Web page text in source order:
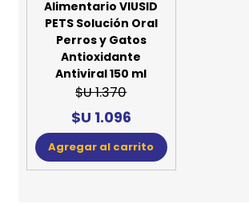
Suplemento
Alimentario VIUSID
PETS Solución Oral
Perros y Gatos